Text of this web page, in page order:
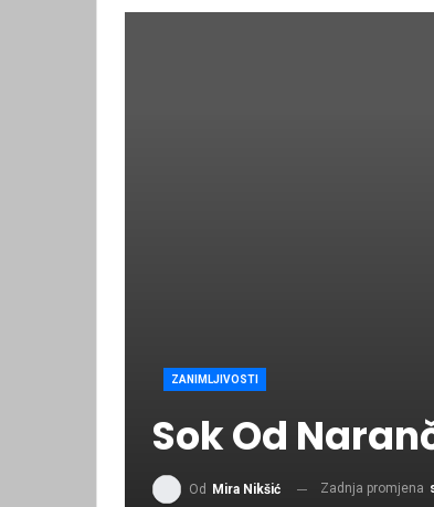
ZANIMLJIVOSTI
Sok Od
Od Mira Nikšić Zadnja promjena